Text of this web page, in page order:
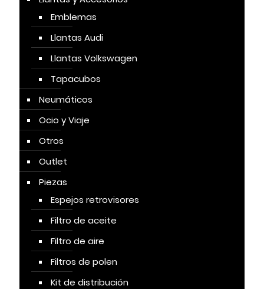
Emblemas
Llantas Audi
Llantas Volkswagen
Tapacubos
Neumáticos
Ocio y Viaje
Otros
Outlet
Piezas
Espejos retrovisores
Filtro de aceite
Filtro de aire
Filtros de polen
Kit de distribución